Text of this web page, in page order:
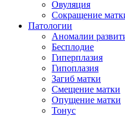
Овуляция
Сокращение
Патологии
Аномалии
Бесплодие
Гиперплазия
Гипоплазия
Загиб матки
Смещение матки
Опущение матки
Тонус